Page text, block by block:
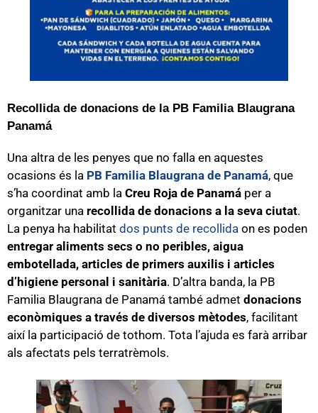
Recollida de donacions de la PB Familia Blaugrana
Panamá
Una altra de les penyes que no falla en aquestes
ocasions és la PB Familia Blaugrana de Panamá, que
s’ha coordinat amb la Creu Roja de Panamá per a
organitzar una recollida de donacions a la seva ciutat.
La penya ha habilitat dos punts de recollida on es poden
entregar aliments secs o no peribles, aigua
embotellada, articles de primers auxilis i articles
d’higiene personal i sanitària. D’altra banda, la PB
Familia Blaugrana de Panamá també admet donacions
econòmiques a través de diversos mètodes, facilitant
així la participació de tothom. Tota l’ajuda es farà arribar
als afectats pels terratrèmols.